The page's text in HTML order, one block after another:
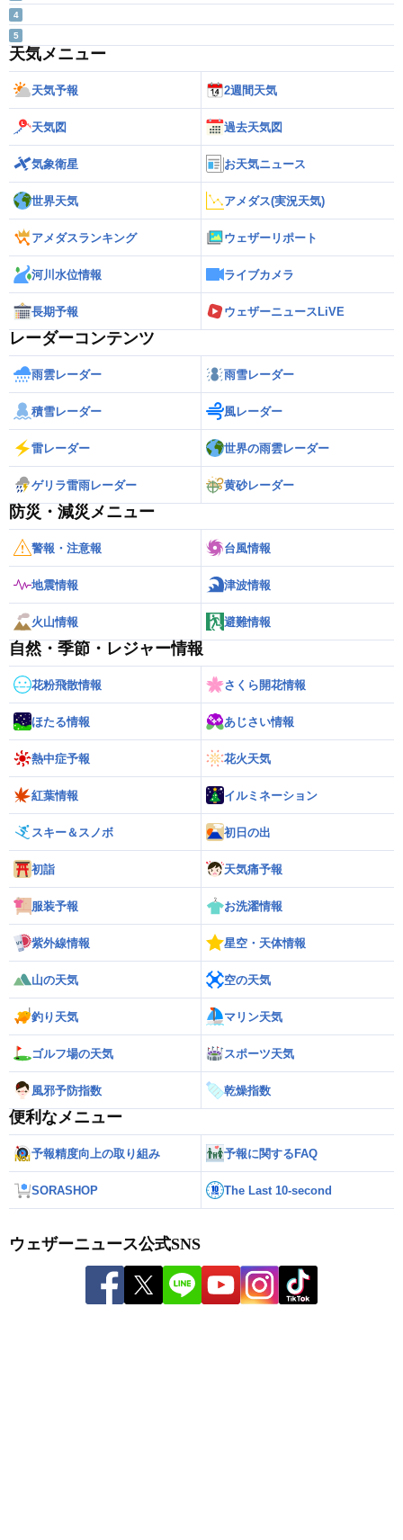
4
5
天気メニュー
天気予報 2週間天気
天気図 過去天気図
気象衛星 お天気ニュース
世界天気 アメダス(実況天気)
アメダスランキング ウェザーリポート
河川水位情報 ライブカメラ
長期予報 ウェザーニュースLiVE
レーダーコンテンツ
雨雲レーダー 雨雪レーダー
積雪レーダー 風レーダー
雷レーダー 世界の雨雲レーダー
ゲリラ雷雨レーダー 黄砂レーダー
防災・減災メニュー
警報・注意報 台風情報
地震情報 津波情報
火山情報 避難情報
自然・季節・レジャー情報
花粉飛散情報 さくら開花情報
ほたる情報 あじさい情報
熱中症予報 花火天気
紅葉情報 イルミネーション
スキー＆スノボ 初日の出
初詣 天気痛予報
服装予報 お洗濯情報
紫外線情報 星空・天体情報
山の天気 空の天気
釣り天気 マリン天気
ゴルフ場の天気 スポーツ天気
風邪予防指数 乾燥指数
便利なメニュー
予報精度向上の取り組み 予報に関するFAQ
SORASHOP The Last 10-second
ウェザーニュース公式SNS